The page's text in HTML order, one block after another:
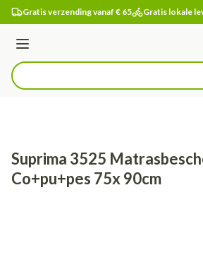
Ga naar de inhoud
Gratis verzending vanaf € 65 Gratis lokale
Menu
Product, merk, categorie...
Suprima 3525
Co+pu+pes 75x 90cm